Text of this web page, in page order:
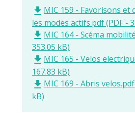
file_download MIC 159 - Favorisons et
les modes actifs.pdf (PDF -
file_download MIC 164 - Scéma
353.05 kB)
file_download MIC 165 - Velos
167.83 kB)
file_download MIC 169 - Abris
kB)